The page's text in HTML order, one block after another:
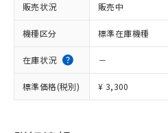
販売状況 販売中
機種区分 標準在庫機種
在庫状況 －
標準価格(税別) ¥ 3,300